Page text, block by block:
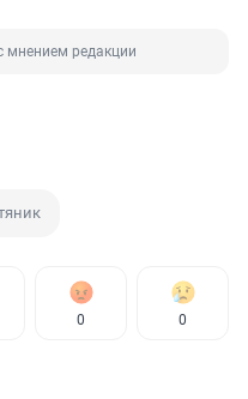
мнением редакции
0 0